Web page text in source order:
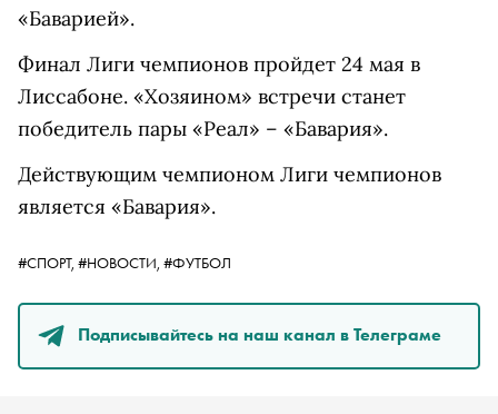
«Баварией».
Финал Лиги чемпионов пройдет 24 мая в
Лиссабоне. «Хозяином» встречи станет
победитель пары «Реал» – «Бавария».
Действующим чемпионом Лиги чемпионов
является «Бавария».
#СПОРТ, #НОВОСТИ, #ФУТБОЛ
Подписывайтесь на наш канал в Телеграме